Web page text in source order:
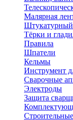
Малярная
Тёрки и
Правила
Шпатели
Кельмы
Инструмент
Сварочные
Электроды
Защита